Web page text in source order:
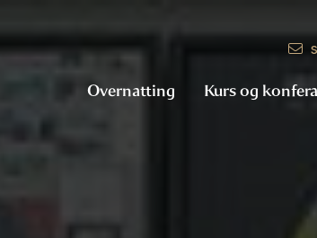
Overnatting Kurs og